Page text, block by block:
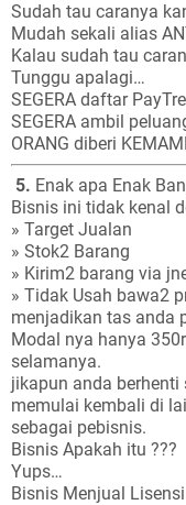
Sudah tau caranya
Mudah sekali alias
Kalau sudah tau
Tunggu apalagi…
SEGERA daftar
SEGERA ambil
ORANG diberi
5. Enak apa Enak
Bisnis ini tidak kenal
» Target Jualan
» Stok2 Barang
» Kirim2 barang via
» Tidak Usah bawa2
menjadikan tas anda
Modal nya hanya
selamanya.
jikapun anda
memulai kembali di
sebagai pebisnis.
Bisnis Apakah itu ???
Yups…
Bisnis Menjual